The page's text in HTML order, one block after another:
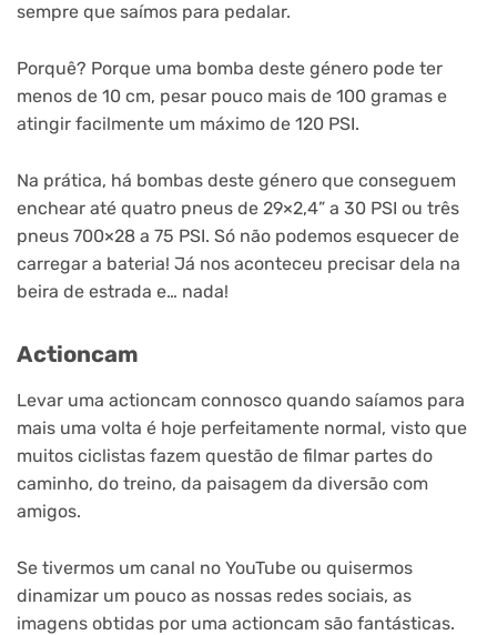
sempre que saímos para pedalar.
Porquê? Porque uma bomba deste género pode ter
menos de 10 cm, pesar pouco mais de 100 gramas e
atingir facilmente um máximo de 120 PSI.
Na prática, há bombas deste género que conseguem
enchear até quatro pneus de 29×2,4” a 30 PSI ou três
pneus 700×28 a 75 PSI. Só não podemos esquecer de
carregar a bateria! Já nos aconteceu precisar dela na
beira de estrada e… nada!
Actioncam
Levar uma actioncam connosco quando saíamos para
mais uma volta é hoje perfeitamente normal, visto que
muitos ciclistas fazem questão de filmar partes do
caminho, do treino, da paisagem da diversão com
amigos.
Se tivermos um canal no YouTube ou quisermos
dinamizar um pouco as nossas redes sociais, as
imagens obtidas por uma actioncam são fantásticas.